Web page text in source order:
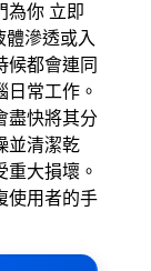
為你 立即
滲透或入
候都會連同
常工作。
盡快將其分
並清潔乾
大損壞。
使用者的手